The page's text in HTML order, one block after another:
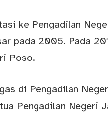
ke Pengadilan
pada 2005. Pada
Poso.
di Pengadilan
Pengadilan Negeri